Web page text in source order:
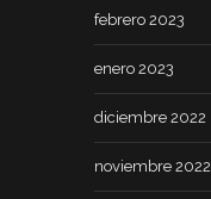
febrero 2023
enero 2023
diciembre 2022
noviembre 2022